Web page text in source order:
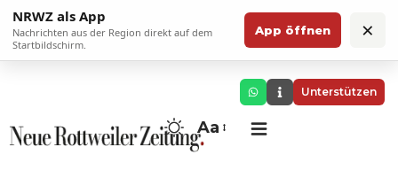
NRWZ als App
Nachrichten aus der Region direkt auf dem
Startbildschirm.
App öffnen ×
Unterstützen
Aa